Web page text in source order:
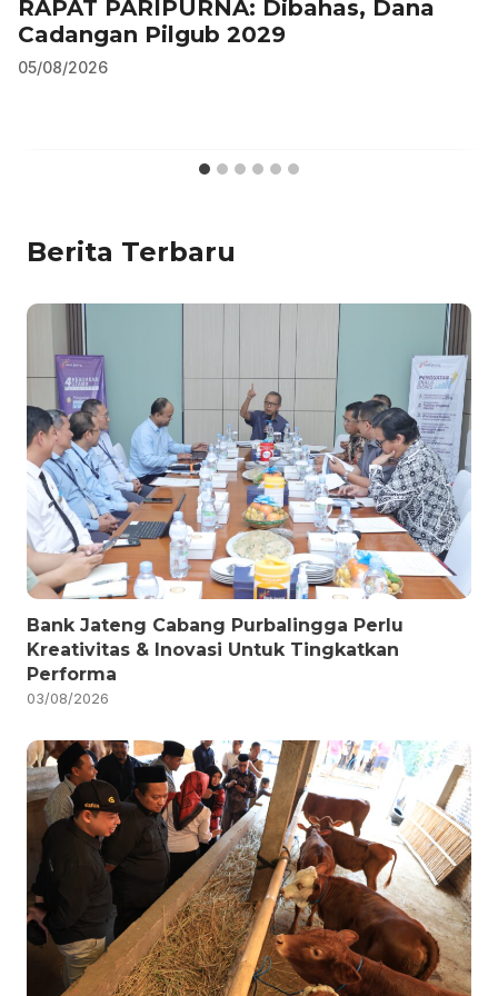
RAPAT PARIPURNA: Dibahas, Dana
Cadangan Pilgub 2029
05/08/2026
Berita Terbaru
Bank Jateng Cabang Purbalingga Perlu
Kreativitas & Inovasi Untuk Tingkatkan
Performa
03/08/2026